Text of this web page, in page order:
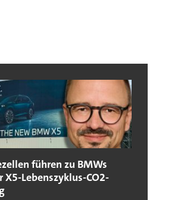
führen zu BMWs
X5-Lebenszyklus-CO2-